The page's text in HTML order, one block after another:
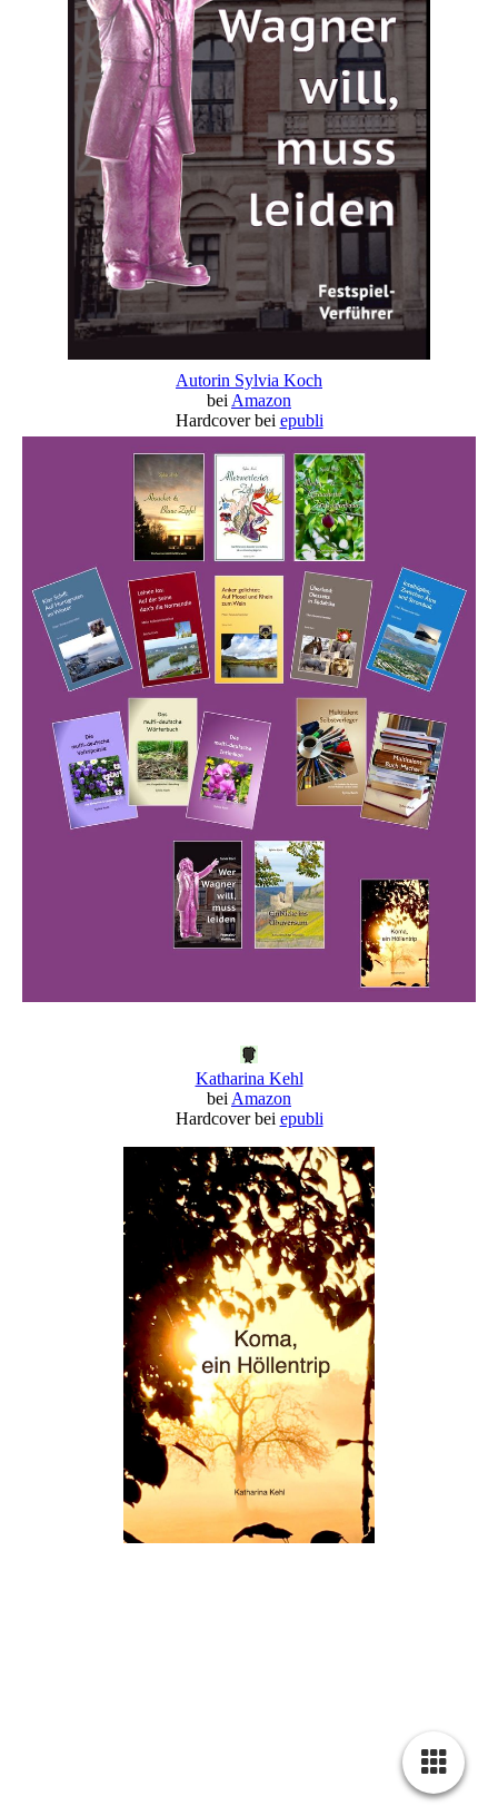
Autorin Sylvia Koch
bei Amazon
Hardcover bei epubli
Katharina Kehl
bei Amazon
Hardcover bei epubli